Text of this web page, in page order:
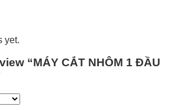
yet.
“MÁY CẮT NHÔM 1 ĐẦU